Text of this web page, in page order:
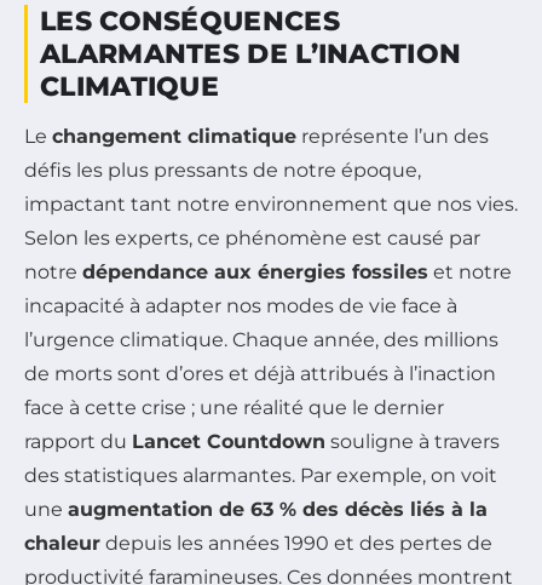
LES CONSÉQUENCES
ALARMANTES DE L’INACTION
CLIMATIQUE
Le changement climatique représente l’un des
défis les plus pressants de notre époque,
impactant tant notre environnement que nos vies.
Selon les experts, ce phénomène est causé par
notre dépendance aux énergies fossiles et notre
incapacité à adapter nos modes de vie face à
l’urgence climatique. Chaque année, des millions
de morts sont d’ores et déjà attribués à l’inaction
face à cette crise ; une réalité que le dernier
rapport du Lancet Countdown souligne à travers
des statistiques alarmantes. Par exemple, on voit
une augmentation de 63 % des décès liés à la
chaleur depuis les années 1990 et des pertes de
productivité faramineuses. Ces données montrent